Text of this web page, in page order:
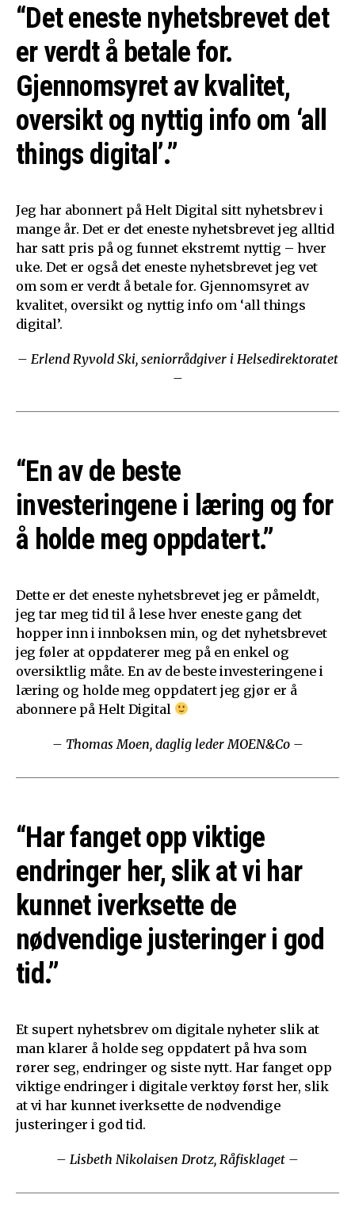
“Det eneste nyhetsbrevet det
er verdt å betale for.
Gjennomsyret av kvalitet,
oversikt og nyttig info om ‘all
things digital’.”
Jeg har abonnert på Helt Digital sitt nyhetsbrev i
mange år. Det er det eneste nyhetsbrevet jeg alltid
har satt pris på og funnet ekstremt nyttig – hver
uke. Det er også det eneste nyhetsbrevet jeg vet
om som er verdt å betale for. Gjennomsyret av
kvalitet, oversikt og nyttig info om ‘all things
digital’.
– Erlend Ryvold Ski, seniorrådgiver i Helsedirektoratet
–
“En av de beste
investeringene i læring og for
å holde meg oppdatert.”
Dette er det eneste nyhetsbrevet jeg er påmeldt,
jeg tar meg tid til å lese hver eneste gang det
hopper inn i innboksen min, og det nyhetsbrevet
jeg føler at oppdaterer meg på en enkel og
oversiktlig måte. En av de beste investeringene i
læring og holde meg oppdatert jeg gjør er å
abonnere på Helt Digital
– Thomas Moen, daglig leder MOEN&Co –
“Har fanget opp viktige
endringer her, slik at vi har
kunnet iverksette de
nødvendige justeringer i god
tid.”
Et supert nyhetsbrev om digitale nyheter slik at
man klarer å holde seg oppdatert på hva som
rører seg, endringer og siste nytt. Har fanget opp
viktige endringer i digitale verktøy først her, slik
at vi har kunnet iverksette de nødvendige
justeringer i god tid.
– Lisbeth Nikolaisen Drotz, Råfisklaget –